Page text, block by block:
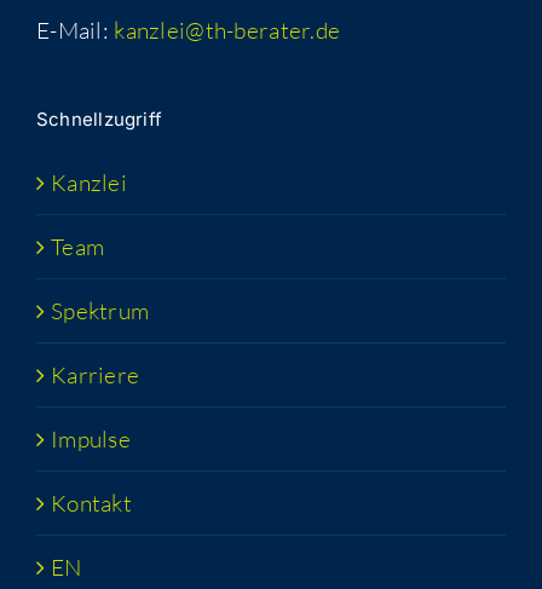
E-Mail: kanzlei@th-berater.de
Schnell­zu­griff
Kanz­lei
Team
Spek­trum
Kar­rie­re
Impul­se
Kon­takt
EN